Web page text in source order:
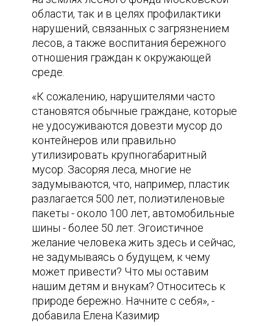
области, так и в целях профилактики
нарушений, связанных с загрязнением
лесов, а также воспитания бережного
отношения граждан к окружающей
среде.
«К сожалению, нарушителями часто
становятся обычные граждане, которые
не удосуживаются довезти мусор до
контейнеров или правильно
утилизировать крупногабаритный
мусор. Засоряя леса, многие не
задумываются, что, например, пластик
разлагается 500 лет, полиэтиленовые
пакеты - около 100 лет, автомобильные
шины - более 50 лет. Эгоистичное
желание человека жить здесь и сейчас,
не задумываясь о будущем, к чему
может привести? Что мы оставим
нашим детям и внукам? Относитесь к
природе бережно. Начните с себя», -
добавила Елена Казимир